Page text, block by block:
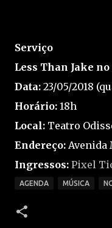
Serviço
Less Than Jake no
Data: 23/05/2018
Horário: 18h
Local: Teatro
Endereço: Avenida
Ingressos: Pixel
AGENDA MÚSICA